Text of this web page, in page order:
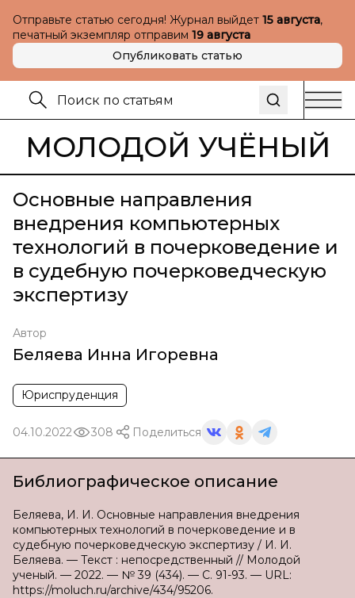
Отправьте статью сегодня! Журнал выйдет 15 августа,
печатный экземпляр отправим 19 августа
Опубликовать статью
МОЛОДОЙ УЧЁНЫЙ
Основные направления
внедрения компьютерных
технологий в почерковедение и
в судебную почерковедческую
экспертизу
Автор
Беляева Инна Игоревна
Юриспруденция
04.10.2022 308 Поделиться
Библиографическое описание
Беляева, И. И. Основные направления внедрения
компьютерных технологий в почерковедение и в
судебную почерковедческую экспертизу / И. И.
Беляева. — Текст : непосредственный // Молодой
ученый. — 2022. — № 39 (434). — С. 91-93. — URL:
https://moluch.ru/archive/434/95206.